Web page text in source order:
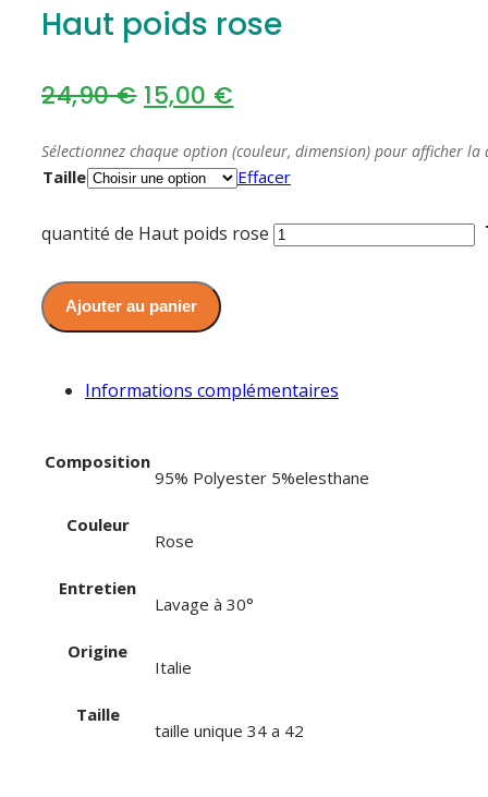
Haut poids rose
24,90€ 15,00 €
Sélectionnez chaque option (couleur, dimension) pour afficher
Taille Effacer
quantité de Haut poids rose
Ajouter au panier
Informations complémentaires
Composition
95% Polyester 5%elesthane
Couleur
Rose
Entretien
Lavage à 30°
Origine
Italie
Taille
taille unique 34 a 42